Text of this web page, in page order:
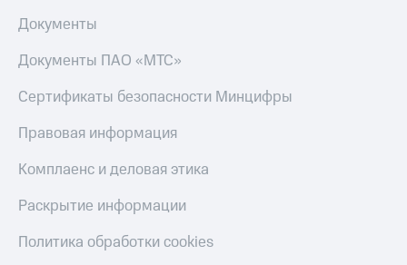
Документы
Документы ПАО «МТС»
Сертификаты безопасности Минцифры
Правовая информация
Комплаенс и деловая этика
Раскрытие информации
Политика обработки cookies